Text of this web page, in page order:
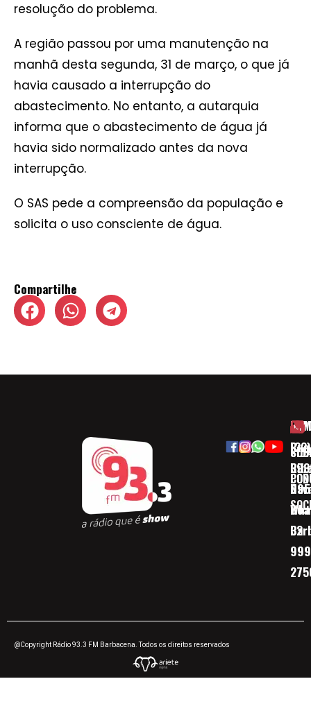
resolução do problema.
A região passou por uma manutenção na
manhã desta segunda, 31 de março, o que já
havia causado a interrupção do
abastecimento. No entanto, a autarquia
informa que o abastecimento de água já
havia sido normalizado antes da nova
interrupção.
O SAS pede a compreensão da população e
solicita o uso consciente de água.
Compartilhe
(32)
32
@Copyright Rádio 93.3 FM Barbacena. Todos os direitos reservados